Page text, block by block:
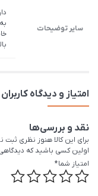
سایر توضیحات
امتیاز و دیدگاه کاربران
نقد و بررسی‌ها
برای این کالا هنوز نظری
اولین کسی باشید که
امتیاز شما*